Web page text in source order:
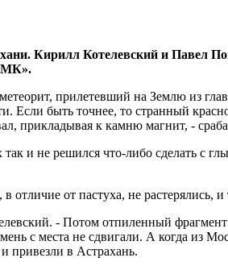
Кирилл Котелевский и Павел
прилетевший на Землю из
Если быть точнее, то странный
прикладывая к камню магнит, -
и не решился что-либо сделать с
отличие от пастуха, не растерялись,
- Потом отпиленный
с места не сдвигали. А когда из
привезли в Астрахань.